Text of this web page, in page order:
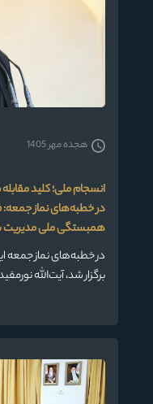
انسجام ملی؛ کلید
در خطبه‌های نماز جمعه:
همبستگی ملی
در خطبه‌های نماز
برگزار شد، آیت‌الله
و امام جمعه گرگان،
بررسی تهدیدات خارجی
فشارهای سیاسی، در
بحران‌ها را تبیین کردند.
هجده مهر 1405